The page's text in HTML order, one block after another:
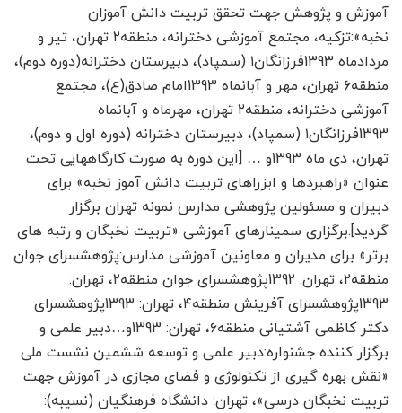
آموزش و پژوهش جهت تحقق تربیت دانش آموزان
نخبه»:تزکیه، مجتمع آموزشی دخترانه، منطقه۲ تهران، تیر و
مردادماه 1393فرزانگان۱ (سمپاد)، دبیرستان دخترانه(دوره دوم)،
منطقه۶ تهران، مهر و آبان­ماه 1393امام صادق(ع)، مجتمع
آموزشی دخترانه، منطقه۲ تهران، مهرماه و آبان­ماه
1393فرزانگان۱ (سمپاد)، دبیرستان دخترانه (دوره اول و دوم)،
تهران، دی ماه 1393و … [این دوره به صورت کارگاه­هایی تحت
عنوان «راهبردها و ابزراهای تربیت دانش آموز نخبه» برای
دبیران و مسئولین پژوهشی مدارس نمونه تهران برگزار
گردید].برگزاری سمینارهای آموزشی «تربیت نخبگان و رتبه های
برتر» برای مدیران و معاونین آموزشی مدارس:پژوهشسرای جوان
منطقه2، تهران: 1392پژوهشسرای جوان منطقه۲، تهران:
1393پژوهشسرای آفرینش منطقه۴، تهران: 1393پژوهشسرای
دکتر کاظمی آشتیانی منطقه۶، تهران: 1393و…دبیر علمی و
برگزار کننده جشنواره:دبیر علمی و توسعه ششمین نشست ملی
«نقش بهره گیری از تکنولوژی و فضای مجازی در آموزش جهت
تربیت نخبگان درسی»، تهران: دانشگاه فرهنگیان (نسیبه):